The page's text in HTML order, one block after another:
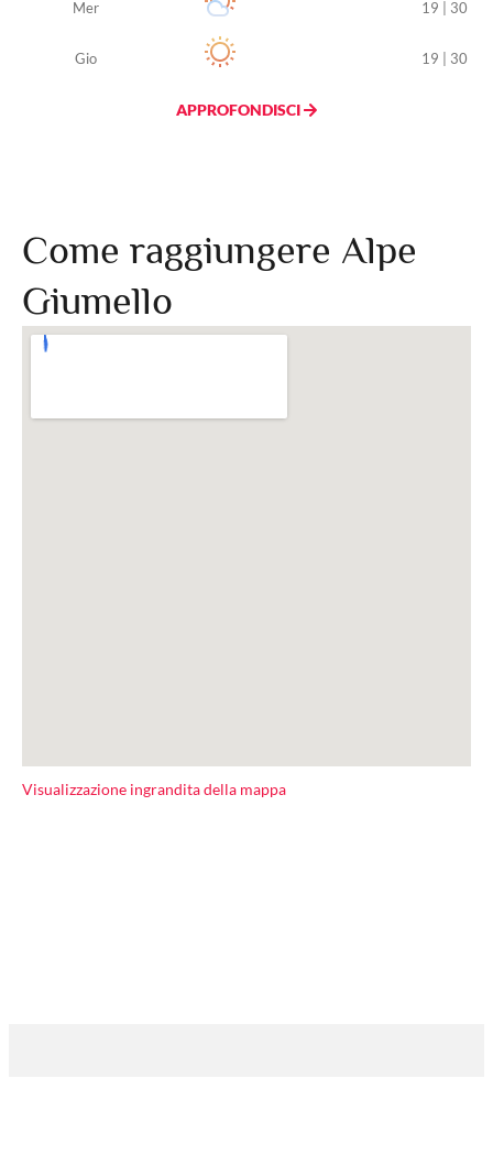
Mer 19 | 30
Gio 19 | 30
APPROFONDISCI
Come raggiungere Alpe
Giumello
Visualizzazione ingrandita della mappa